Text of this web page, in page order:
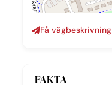
Få vägbeskrivning
FAKTA